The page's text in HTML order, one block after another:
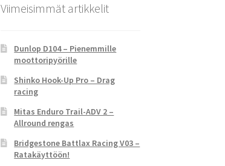
Viimeisimmät artikkelit
Dunlop D104 – Pienemmille
moottoripyörille
Shinko Hook-Up Pro – Drag
racing
Mitas Enduro Trail-ADV 2 –
Allround rengas
Bridgestone Battlax Racing V03 –
Ratakäyttöön!